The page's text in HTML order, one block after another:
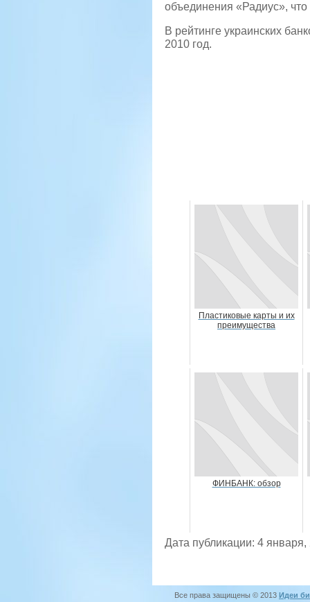
объединения «Радиус»,
В рейтинге украинских
2010 год.
Пластиковые карты и их
преимущества
ФИНБАНК: обзор
Дата публикации: 4 января,
Все права защищены © 2013 Идеи